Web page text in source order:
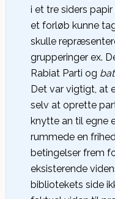
i et tre siders
et forløb kunne
skulle
grupperinger ex.
Rabiat Parti og
Det var vigtigt, at
selv at oprette
knytte an til egne
rummede en
betingelser frem
eksisterende
bibliotekets side